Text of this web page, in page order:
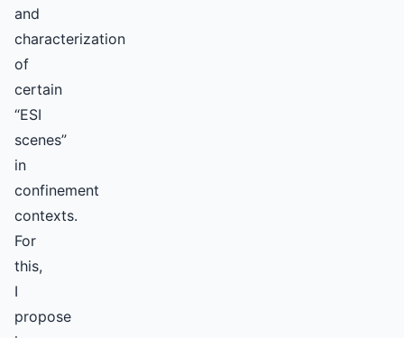
and
characterization
of
certain
“ESI
scenes”
in
confinement
contexts.
For
this,
I
propose